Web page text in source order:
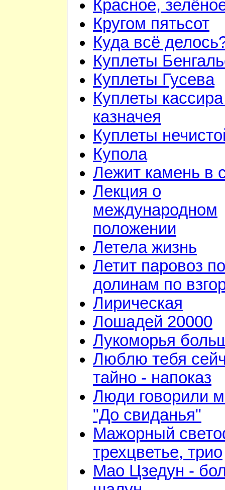
Красное,
Кругом пятьсот
Куда всё
Куплеты
Куплеты Гусева
Куплеты
казначея
Куплеты
Купола
Лежит камень в
Лекция о
международном
положении
Летела жизнь
Летит паровоз по
долинам по
Лирическая
Лошадей 20000
Лукоморья
Люблю тебя
тайно - напоказ
Люди говорили
"До свиданья"
Мажорный
трехцветье, трио
Мао Цзедун -